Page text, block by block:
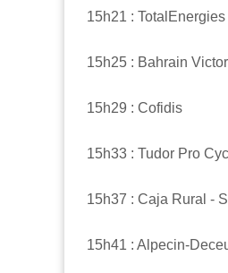
15h21 : TotalEnergies
15h25 : Bahrain
15h29 : Cofidis
15h33 : Tudor Pro
15h37 : Caja Rural -
15h41 : Alpecin-